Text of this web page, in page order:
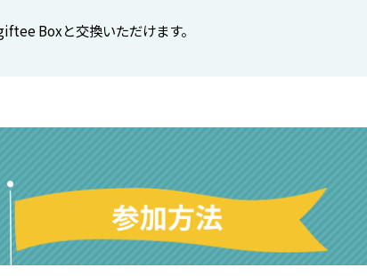
Boxと交換いただけます。